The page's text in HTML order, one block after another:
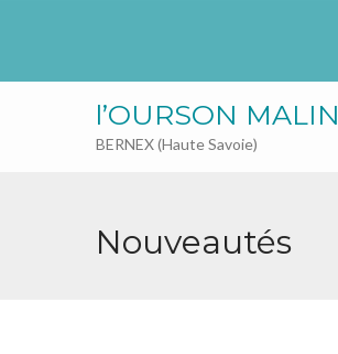
l’OURSON MALIN
BERNEX (Haute Savoie)
Nouveautés